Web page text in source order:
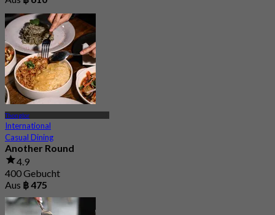
Thonglor
International
Casual Dining
Another Round
4.9
400 Gebucht
Aus ฿ 475